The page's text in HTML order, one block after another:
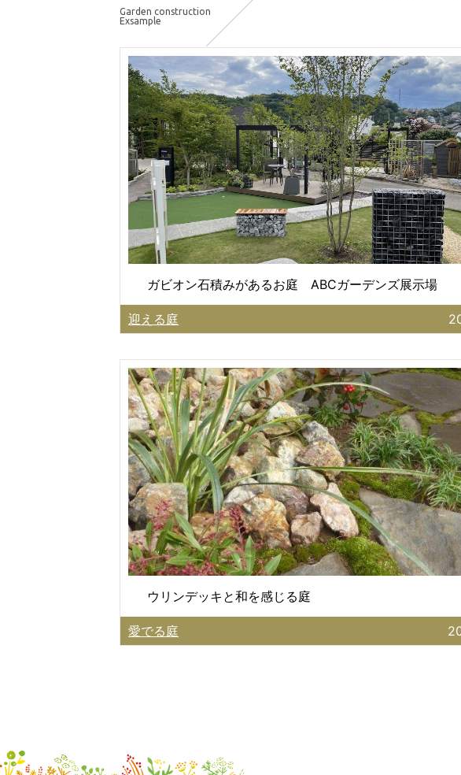
Garden construction
Exsample
ガビオン石積みがあるお庭 ABCガーデンズ展示場
迎える庭
ウリンデッキと和を感じる庭
愛でる庭